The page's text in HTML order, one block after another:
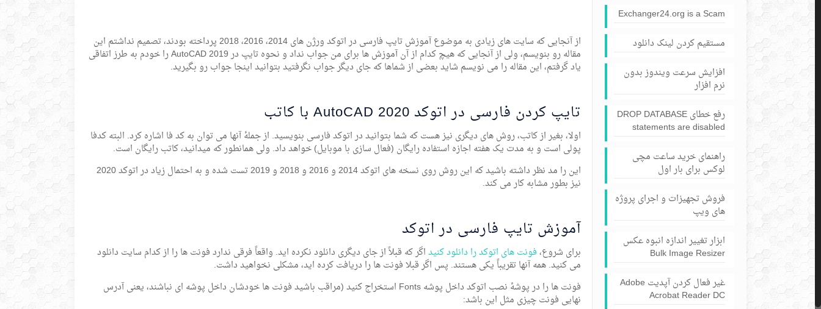
از آنجایی که سایت های زیادی به موضوع آموزش تایپ فارسی در اتوکد ورژن های 2014، 2016، 2018 پرداخته بودند، تصمیم نداشتم این
مقاله رو بنویسم، ولی از آنجایی که هیچ کدام از آن آموزش ها برای من جواب نداد و نحوه تایپ در AutoCAD 2019 را خودم به طرز اتفاقی
یاد گرفتم، این مقاله را می نویسم شاید بعضی از شماها که جای دیگر جواب نگرفتید بتوانید اینجا جواب رو بگیرید.
تایپ کردن فارسی در اتوکد AutoCAD 2020 با کاتب
اولا، بغیر از کاتب، روش های دیگری نیز هست که شما بتوانید در اتوکد فارسی بنویسید. از جملۀ آنها می توان به کد فا اشاره کرد. البته کدفا
پولی است و به مدت یک هفته اجازه استفاده رایگان (فعال سازی با موبایل) خواهد داد. ولی همانطور که میدانید، کاتب رایگان است.
این را مد نظر داشته باشید که این روش روی نسخه های اتوکد 2014 و 2016 و 2018 و 2019 تست شده و به احتمال زیاد در اتوکد 2020
نیز بطور مشابه کار می کند.
آموزش تایپ فارسی در اتوکد
برای شروع،فونت های اتوکد را دانلود کنیداگر که قبلاً از جای دیگری دانلود نکرده اید. واقعاً فرقی ندارد فونت ها را از کدام سایت دانلود
می کنید. همه آنها تقریباً یکی هستند. پس اگر قبلا فونت ها را دریافت کرده اید، مشکلی نخواهید داشت.
فونت ها را در پوشۀ نصب اتوکد داخل پوشه Fonts استخراج کنید (مراقب باشید فونت ها خودشان داخل پوشه ای نباشند، یعنی آدرس
نهایی فونت چیزی مثل این باشد:
Exchanger24.org is a Scam
مستقیم کردن لینک دانلود
افزایش سرعت ویندوز بدون
نرم افزار
رفع خطای DROP DATABASE
statements are disabled
راهنمای خرید ساعت مچی
لوکس برای بار اول
فروش تجهیزات و اجرای پروژه
های ویپ
ابزار تغییر اندازه انبوه عکس
Bulk Image Resizer
غیر فعال کردن آپدیت Adobe
Acrobat Reader DC